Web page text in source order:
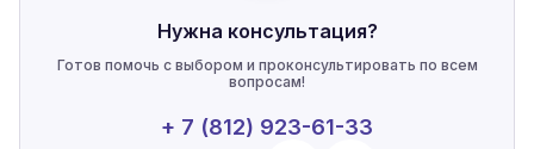
Нужна консультация?
Готов помочь с выбором и проконсультировать по всем
вопросам!
+ 7 (812) 923-61-33